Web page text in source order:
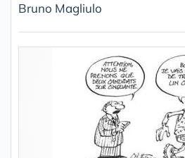
Bruno Magliulo